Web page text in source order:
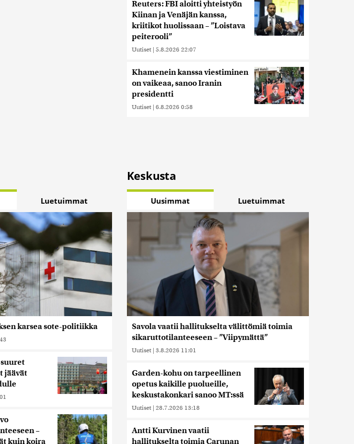
Reuters: FBI aloitti yhteistyön
Kiinan ja Venäjän kanssa,
kriitikot huolissaan – ”Loistava
peiterooli”
Uutiset | 5.8.2026 22:07
Khamenein kanssa viestiminen
on vaikeaa, sanoo Iranin
presidentti
Uutiset | 6.8.2026 0:58
Luetuimmat
karsea sote-politiikka
jäävät
–
kuin koira
Keskusta
Uusimmat Luetuimmat
Savola vaatii hallitukselta välittömiä toimia
sikaruttotilanteeseen – ”Viipymättä”
Uutiset | 3.8.2026 11:01
Garden-kohu on tarpeellinen
opetus kaikille puolueille,
keskustakonkari sanoo MT:ssä
Uutiset | 28.7.2026 13:18
Antti Kurvinen vaatii
hallitukselta toimia Carunan